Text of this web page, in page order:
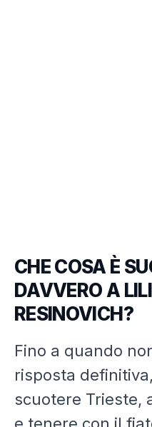
CHE COSA È
DAVVERO A
RESINOVICH?
Fino a quando
risposta
scuotere Trieste,